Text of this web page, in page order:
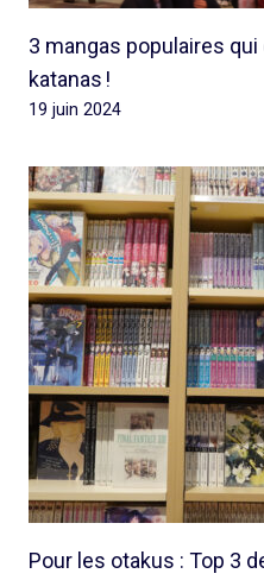
3 mangas populaires
katanas !
19 juin 2024
Pour les otakus : Top 3